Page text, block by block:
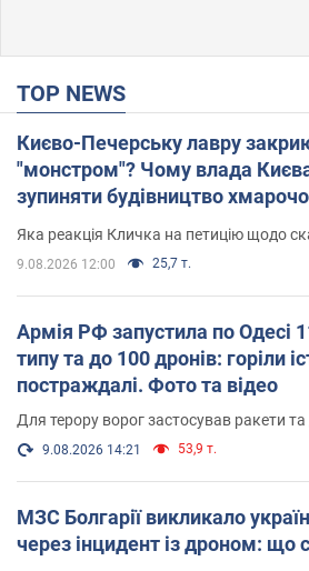
TOP NEWS
Києво-Печерську лавру
"монстром"? Чому влада
зупиняти будівництво
вірянина"
Яка реакція Кличка на петицію щодо
9.08.2026 12:00 25,7 т.
Армія РФ запустила по Одесі
типу та до 100 дронів: горіли
постраждалі. Фото та відео
Для терору ворог застосував ракети
9.08.2026 14:21 53,9 т.
МЗС Болгарії викликало
через інцидент із дроном: що